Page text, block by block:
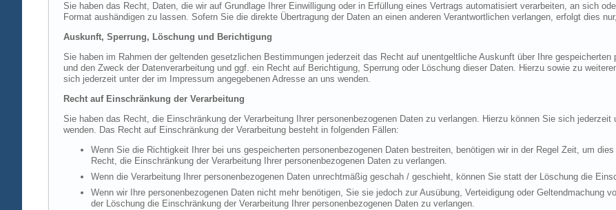
Sie haben das Recht, Daten, die wir auf Grundlage Ihrer Einwilligung oder in Erfüllung eines Vertrags automatisiert verarbeiten, an sich
Format aushändigen zu lassen. Sofern Sie die direkte Übertragung der Daten an einen anderen Verantwortlichen verlangen, erfolgt dies
Auskunft, Sperrung, Löschung und Berichtigung
Sie haben im Rahmen der geltenden gesetzlichen Bestimmungen jederzeit das Recht auf unentgeltliche Auskunft über Ihre
und den Zweck der Datenverarbeitung und ggf. ein Recht auf Berichtigung, Sperrung oder Löschung dieser Daten. Hierzu sowie zu
sich jederzeit unter der im Impressum angegebenen Adresse an uns wenden.
Recht auf Einschränkung der Verarbeitung
Sie haben das Recht, die Einschränkung der Verarbeitung Ihrer personenbezogenen Daten zu verlangen. Hierzu können Sie sich
wenden. Das Recht auf Einschränkung der Verarbeitung besteht in folgenden Fällen:
Wenn Sie die Richtigkeit Ihrer bei uns gespeicherten personenbezogenen Daten bestreiten, benötigen wir in der Regel Zeit, um
Recht, die Einschränkung der Verarbeitung Ihrer personenbezogenen Daten zu verlangen.
Wenn die Verarbeitung Ihrer personenbezogenen Daten unrechtmäßig geschah / geschieht, können Sie statt der Löschung die
Wenn wir Ihre personenbezogenen Daten nicht mehr benötigen, Sie sie jedoch zur Ausübung, Verteidigung oder Geltendmachung
der Löschung die Einschränkung der Verarbeitung Ihrer personenbezogenen Daten zu verlangen.